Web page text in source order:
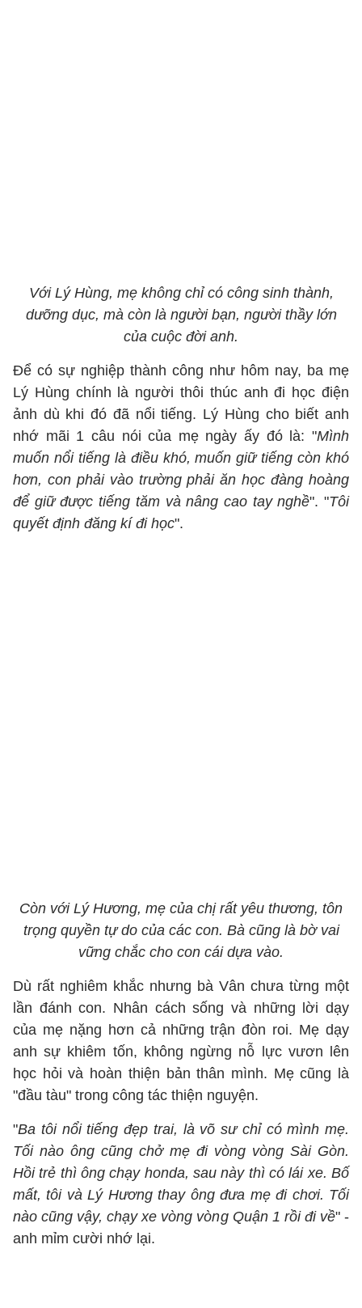
Với Lý Hùng, mẹ không chỉ có công sinh thành,
dưỡng dục, mà còn là người bạn, người thầy lớn
của cuộc đời anh.
Để có sự nghiệp thành công như hôm nay, ba mẹ
Lý Hùng chính là người thôi thúc anh đi học điện
ảnh dù khi đó đã nổi tiếng. Lý Hùng cho biết anh
nhớ mãi 1 câu nói của mẹ ngày ấy đó là: "Mình
muốn nổi tiếng là điều khó, muốn giữ tiếng còn khó
hơn, con phải vào trường phải ăn học đàng hoàng
để giữ được tiếng tăm và nâng cao tay nghề". "Tôi
quyết định đăng kí đi học".
Còn với Lý Hương, mẹ của chị rất yêu thương, tôn
trọng quyền tự do của các con. Bà cũng là bờ vai
vững chắc cho con cái dựa vào.
Dù rất nghiêm khắc nhưng bà Vân chưa từng một
lần đánh con. Nhân cách sống và những lời dạy
của mẹ nặng hơn cả những trận đòn roi. Mẹ dạy
anh sự khiêm tốn, không ngừng nỗ lực vươn lên
học hỏi và hoàn thiện bản thân mình. Mẹ cũng là
"đầu tàu" trong công tác thiện nguyện.
"Ba tôi nổi tiếng đẹp trai, là võ sư chỉ có mình mẹ.
Tối nào ông cũng chở mẹ đi vòng vòng Sài Gòn.
Hồi trẻ thì ông chạy honda, sau này thì có lái xe. Bố
mất, tôi và Lý Hương thay ông đưa mẹ đi chơi. Tối
nào cũng vậy, chạy xe vòng vòng Quận 1 rồi đi về" -
anh mỉm cười nhớ lại.